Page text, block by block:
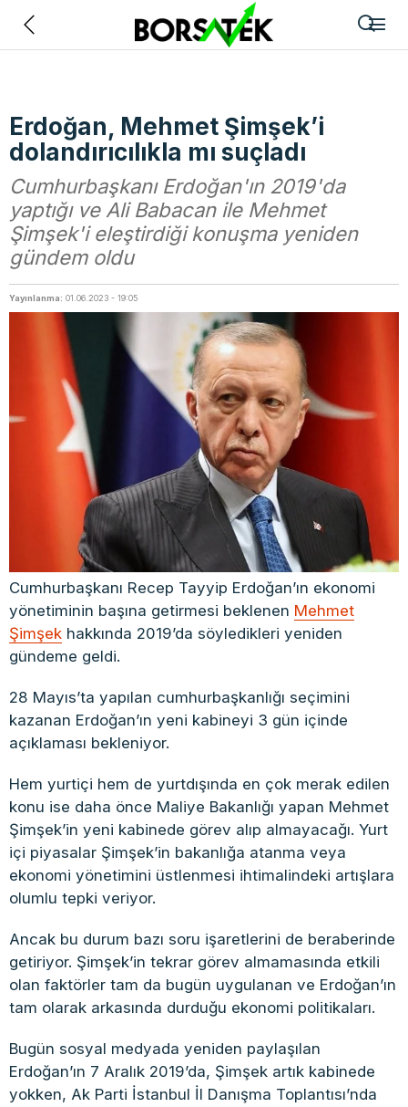
Erdoğan, Mehmet Şimşek’i
dolandırıcılıkla mı suçladı
Cumhurbaşkanı Erdoğan'ın 2019'da
yaptığı ve Ali Babacan ile Mehmet
Şimşek'i eleştirdiği konuşma yeniden
gündem oldu
Yayınlanma: 01.06.2023 - 19:05
Cumhurbaşkanı Recep Tayyip Erdoğan’ın ekonomi
yönetiminin başına getirmesi beklenen Mehmet
Şimşek hakkında 2019’da söyledikleri yeniden
gündeme geldi.
28 Mayıs’ta yapılan cumhurbaşkanlığı seçimini
kazanan Erdoğan’ın yeni kabineyi 3 gün içinde
açıklaması bekleniyor.
Hem yurtiçi hem de yurtdışında en çok merak edilen
konu ise daha önce Maliye Bakanlığı yapan Mehmet
Şimşek’in yeni kabinede görev alıp almayacağı. Yurt
içi piyasalar Şimşek’in bakanlığa atanma veya
ekonomi yönetimini üstlenmesi ihtimalindeki artışlara
olumlu tepki veriyor.
Ancak bu durum bazı soru işaretlerini de beraberinde
getiriyor. Şimşek’in tekrar görev almamasında etkili
olan faktörler tam da bugün uygulanan ve Erdoğan’ın
tam olarak arkasında durduğu ekonomi politikaları.
Bugün sosyal medyada yeniden paylaşılan
Erdoğan’ın 7 Aralık 2019’da, Şimşek artık kabinede
yokken, Ak Parti İstanbul İl Danışma Toplantısı’nda